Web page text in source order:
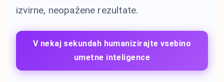
izvirne, neopažene rezultate.
V nekaj sekundah humanizirajte vsebino
umetne inteligence